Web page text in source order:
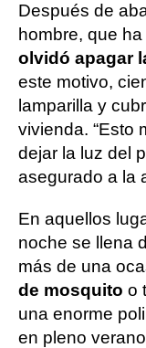
Después de
hombre, que
olvidó apagar
este motivo,
lamparilla y
vivienda. “Esto
dejar la luz del
asegurado a la
En aquellos
noche se llena
más de una
de mosquito o
una enorme
en pleno